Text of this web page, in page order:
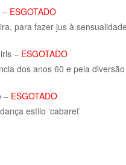
– ESGOTADO
para fazer jus à
– ESGOTADO
dos anos 60 e pela
– ESGOTADO
estilo ‘cabaret’